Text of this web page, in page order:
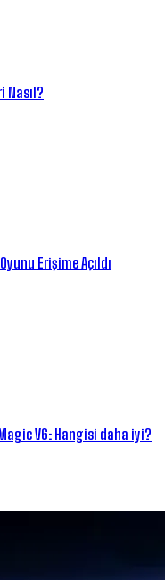
Nasıl?
Erişime Açıldı
V6: Hangisi daha iyi?